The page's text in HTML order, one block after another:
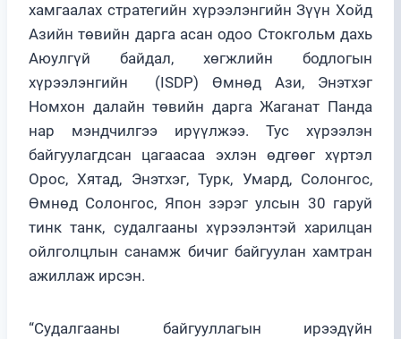
хамгаалах стратегийн хүрээлэнгийн Зүүн Хойд
Азийн төвийн дарга асан одоо Стокгольм дахь
Аюулгүй байдал, хөгжлийн бодлогын
хүрээлэнгийн (ISDP) Өмнөд Ази, Энэтхэг
Номхон далайн төвийн дарга Жаганат Панда
нар мэндчилгээ ирүүлжээ. Тус хүрээлэн
байгуулагдсан цагаасаа эхлэн өдгөөг хүртэл
Орос, Хятад, Энэтхэг, Турк, Умард, Солонгос,
Өмнөд Солонгос, Япон зэрэг улсын 30 гаруй
тинк танк, судалгааны хүрээлэнтэй харилцан
ойлголцлын санамж бичиг байгуулан хамтран
ажиллаж ирсэн.
“Судалгааны байгууллагын ирээдүйн